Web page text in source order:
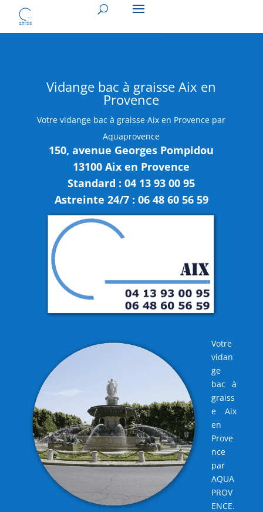
Vidange bac à graisse Aix en
Provence
Votre vidange bac à graisse Aix en Provence par
Aquaprovence
150, avenue Georges Pompidou
13100 Aix en Provence
Standard : 04 13 93 00 95
Astreinte 24/7 : 06 48 60 56 59
Votre
vidan
ge
bac à
graiss
e Aix
en
Prove
nce
par
AQUA
PROV
ENCE.